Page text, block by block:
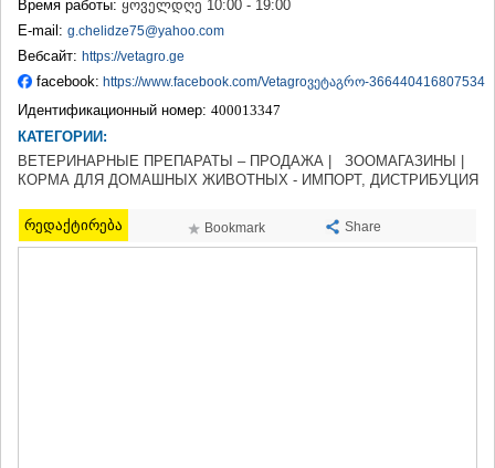
САЧХЕРЕ
ТКИБУЛИ
КУТАИСИ
ЦКАЛТУБО
ЧИАТУРА
ХАРАГАУЛИ
ХОНИ
АХМЕТА
ГУРДЖААНИ
Время работы: ყოველდღე 10:00 - 19:00
E-mail: g.chelidze75@yahoo.com
Вебсайт: https://vetagro.ge
facebook: https://www.facebook.com/Vetagroვეტაგრო-366440416807534
Идентификационный номер: 400013347
КАТЕГОРИИ:
ВЕТЕРИНАРНЫЕ ПРЕПАРАТЫ – ПРОДАЖА |
ЗООМАГАЗИНЫ |
КОРМА ДЛЯ ДОМАШНЫХ ЖИВОТНЫХ - ИМПОРТ, ДИСТРИБУЦИЯ
რედაქტირება Bookmark Share